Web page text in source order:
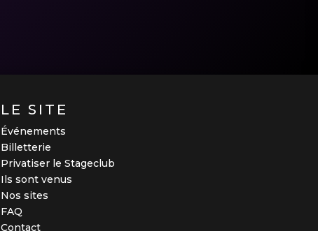
LE SITE
Événements
Billetterie
Privatiser le Stageclub
Ils sont venus
Nos sites
FAQ
Contact